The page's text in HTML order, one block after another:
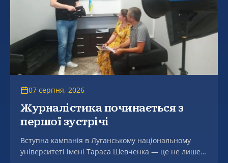
07 серпня, 2026
Журналістика починається з
першої зустрічі
Вступна кампанія в Луганському національному
університеті імені Тараса Шевченка — це не лише